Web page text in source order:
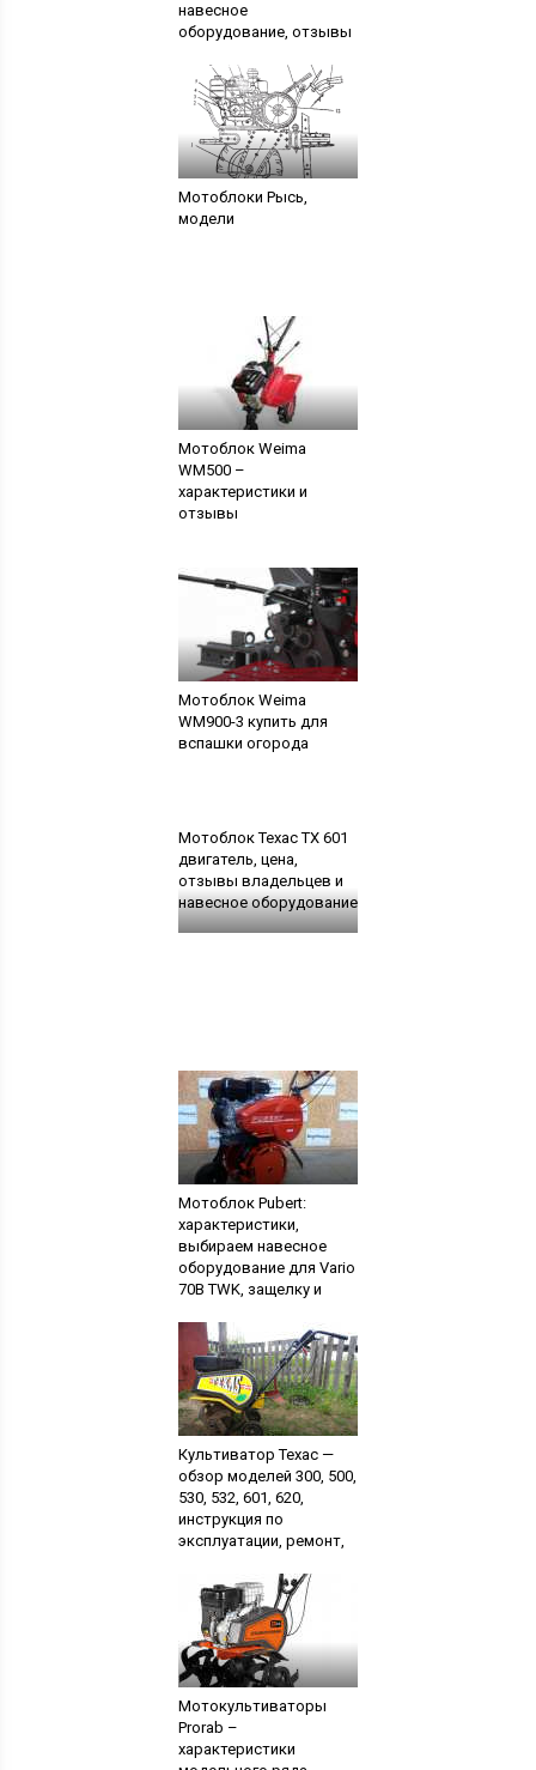
навесное
оборудование, отзывы
Мотоблоки Рысь,
модели
Мотоблок Weima
WM500 –
характеристики и
отзывы
Мотоблок Weima
WM900-3 купить для
вспашки огорода
Мотоблок Техас ТХ 601
двигатель, цена,
отзывы владельцев и
навесное оборудование
Мотоблок Pubert:
характеристики,
выбираем навесное
оборудование для Vario
70B TWK, защелку и
эксплуатации
Культиватор Техас —
обзор моделей 300, 500,
530, 532, 601, 620,
инструкция по
эксплуатации, ремонт,
Мотокультиваторы
Prorab –
характеристики